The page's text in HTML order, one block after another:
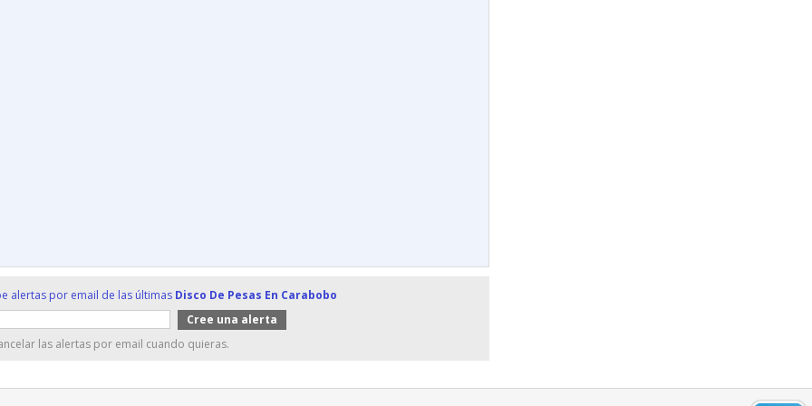
alertas por email de las últimas Disco De Pesas En Carabobo
las alertas por email cuando quieras.